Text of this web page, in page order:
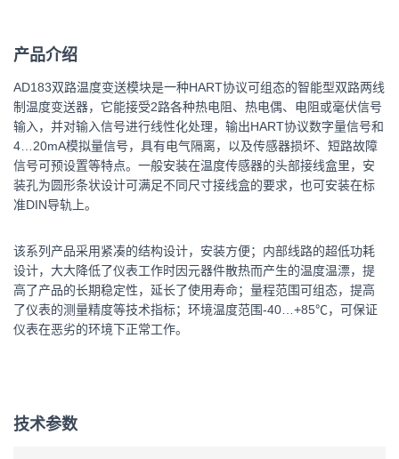
产品介绍
AD183双路温度变送模块是一种HART协议可组态的智能型双路两线
制温度变送器，它能接受2路各种热电阻、热电偶、电阻或毫伏信号
输入，并对输入信号进行线性化处理，输出HART协议数字量信号和
4…20mA模拟量信号，具有电气隔离，以及传感器损坏、短路故障
信号可预设置等特点。一般安装在温度传感器的头部接线盒里，安
装孔为圆形条状设计可满足不同尺寸接线盒的要求，也可安装在标
准DIN导轨上。
该系列产品采用紧凑的结构设计，安装方便；内部线路的超低功耗
设计，大大降低了仪表工作时因元器件散热而产生的温度温漂，提
高了产品的长期稳定性，延长了使用寿命；量程范围可组态，提高
了仪表的测量精度等技术指标；环境温度范围-40…+85℃，可保证
仪表在恶劣的环境下正常工作。
技术参数